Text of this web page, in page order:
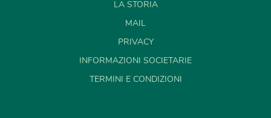
LA STORIA
MAIL
PRIVACY
INFORMAZIONI SOCIETARIE
TERMINI E CONDIZIONI